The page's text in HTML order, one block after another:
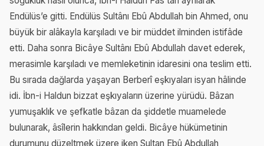
Endülüs’e gitti. Endülüs Sultânı Ebû Abdullah bin Ahmed, onu
büyük bir alâkayla karşıladı ve bir müddet ilminden istifâde
etti. Daha sonra Bicâye Sultânı Ebû Abdullah davet ederek,
merasimle karşıladı ve memleketinin idaresini ona teslim etti.
Bu sırada dağlarda yaşayan Berberî eşkıyaları isyan hâlinde
idi. İbn-i Haldun bizzat eşkıyaların üzerine yürüdü. Bâzan
yumuşaklık ve şefkatle bâzan da şiddetle muamelede
bulunarak, âsîlerin hakkından geldi. Bicâye hükümetinin
durumunu düzeltmek üzere iken Sultan Ebû Abdullah